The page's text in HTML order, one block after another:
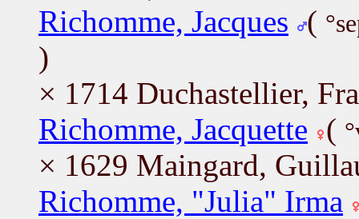
Richomme, Jacques (
)
× 1714 Duchastellier,
Richomme, Jacquette (
× 1629 Maingard,
Richomme, "Julia" Irma